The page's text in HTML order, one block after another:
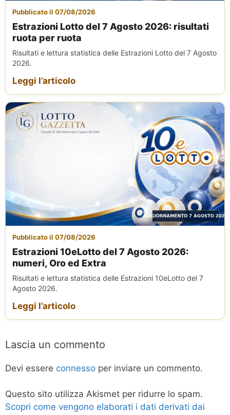
Pubblicato il 07/08/2026
Estrazioni Lotto del 7 Agosto 2026: risultati
ruota per ruota
Risultati e lettura statistica delle Estrazioni Lotto del 7 Agosto
2026.
Leggi l’articolo
Pubblicato il 07/08/2026
Estrazioni 10eLotto del 7 Agosto 2026:
numeri, Oro ed Extra
Risultati e lettura statistica delle Estrazioni 10eLotto del 7
Agosto 2026.
Leggi l’articolo
Lascia un commento
Devi essere connesso per inviare un commento.
Questo sito utilizza Akismet per ridurre lo spam.
Scopri come vengono elaborati i dati derivati dai